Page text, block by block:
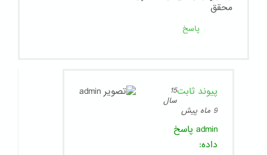
محقق
پاسخ
پیوند ثابت15
سال
9 ماه پیش
admin پاسخ
داده: